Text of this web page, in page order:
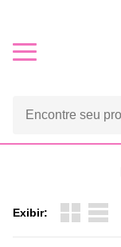
Exibir: